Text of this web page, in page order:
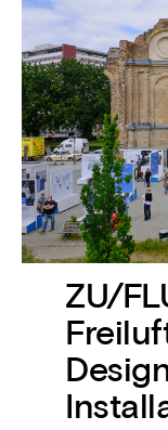
ZU/